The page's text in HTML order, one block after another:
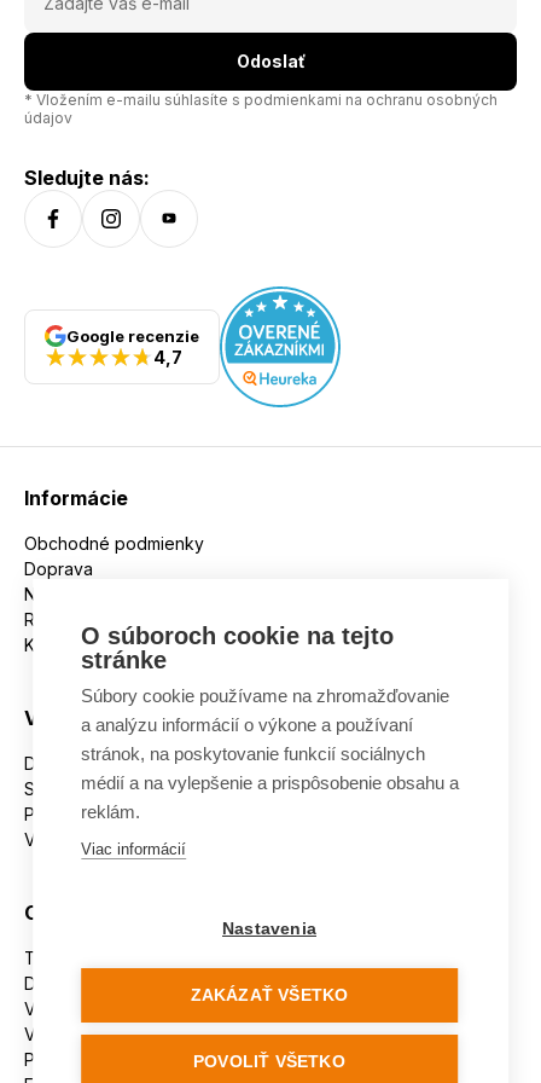
Odoslať
* Vložením e-mailu súhlasíte s podmienkami na ochranu osobných
údajov
Sledujte nás:
Google recenzie
4,7
Informácie
Obchodné podmienky
Doprava
Nakupujeme na splátky
Reklamácie
Kontakt
Všetko o nákupe
Dostupnosť tovaru
Spracovanie osobných údajov
Platba
Výmena a vrátenie tovaru
Ostatné
Tabuľka veľkostí
Doporučená dĺžka lyží
Vypaľovanie papúč
Veľkosti skeletu lyžiarok
Platforma na riešenie sporov online (ODR)
O súboroch cookie na tejto
stránke
Súbory cookie používame na zhromažďovanie
a analýzu informácií o výkone a používaní
stránok, na poskytovanie funkcií sociálnych
médií a na vylepšenie a prispôsobenie obsahu a
reklám.
Viac informácií
Nastavenia
ZAKÁZAŤ VŠETKO
POVOLIŤ VŠETKO